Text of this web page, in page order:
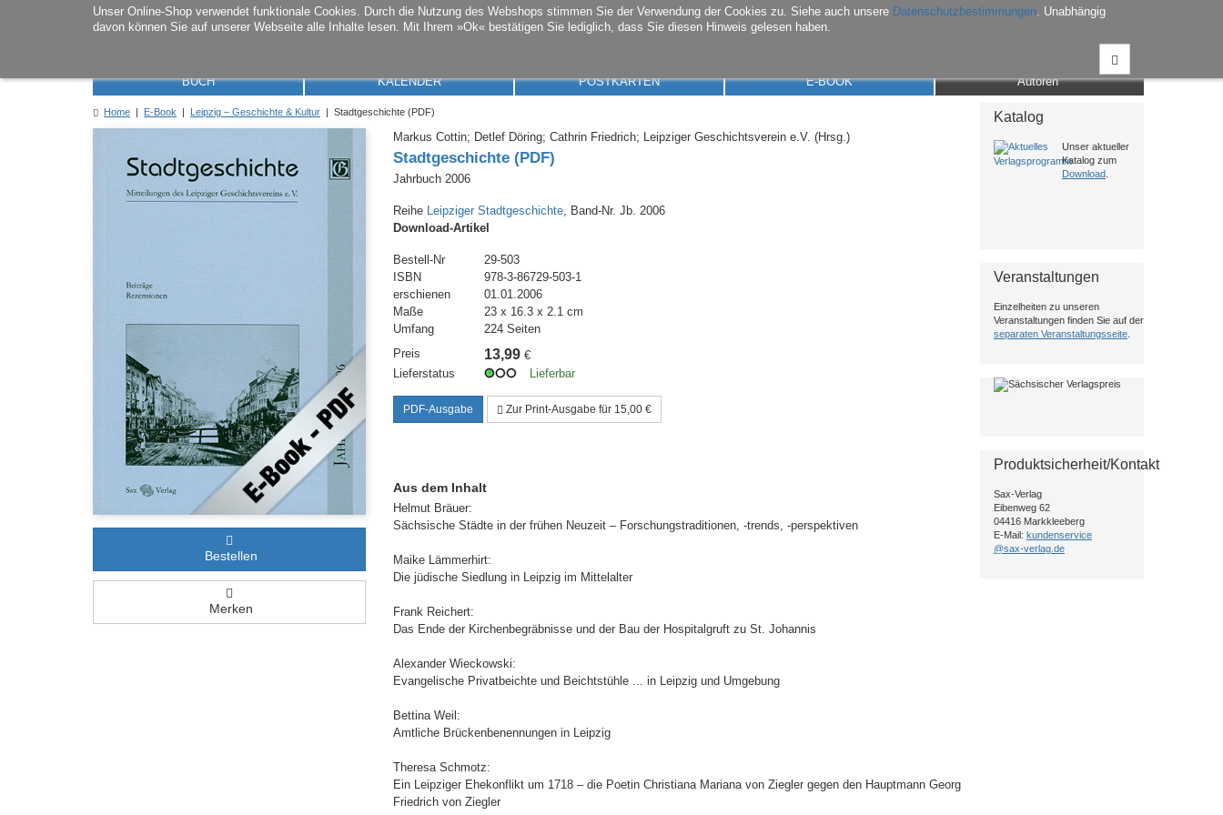
Unser Online-Shop verwendet funktionale Cookies. Durch die Nutzung des Webshops stimmen Sie der Verwendung der Cookies zu. Siehe auch unsere Datenschutzbestimmungen. Unabhängig
davon können Sie auf unserer Webseite alle Inhalte lesen. Mit Ihrem »Ok« bestätigen Sie lediglich, dass Sie diesen Hinweis gelesen haben.
BUCH KALENDER POSTKARTEN E-BOOK Autoren
Home | E-Book | Leipzig – Geschichte & Kultur | Stadtgeschichte (PDF)
Bestellen
Merken
Markus Cottin; Detlef Döring; Cathrin Friedrich; Leipziger Geschichtsverein e.V. (Hrsg.)
Stadtgeschichte (PDF)
Jahrbuch 2006
Reihe Leipziger Stadtgeschichte, Band-Nr. Jb. 2006
Download-Artikel
Bestell-Nr
29-503
ISBN
978-3-86729-503-1
erschienen
01.01.2006
Maße
23 x 16.3 x 2.1 cm
Umfang
224 Seiten
Preis
13,99 €
Lieferstatus
Lieferbar
PDF-Ausgabe Zur Print-Ausgabe für 15,00 €
Aus dem Inhalt
Helmut Bräuer:
Sächsische Städte in der frühen Neuzeit – Forschungstraditionen, -trends, -perspektiven
Maike Lämmerhirt:
Die jüdische Siedlung in Leipzig im Mittelalter
Frank Reichert:
Das Ende der Kirchenbegräbnisse und der Bau der Hospitalgruft zu St. Johannis
Alexander Wieckowski:
Evangelische Privatbeichte und Beichtstühle ... in Leipzig und Umgebung
Bettina Weil:
Amtliche Brückenbenennungen in Leipzig
Theresa Schmotz:
Ein Leipziger Ehekonflikt um 1718 – die Poetin Christiana Mariana von Ziegler gegen den Hauptmann Georg
Friedrich von Ziegler
Katalog
Unser aktueller
Katalog zum
Download
Veranstaltungen
Einzelheiten zu unseren
Veranstaltungen finden Sie auf der
separaten Veranstaltungsseite
Produktsicherheit/Kontakt
Sax-Verlag
Eibenweg 62
04416 Markkleeberg
E-Mail: kundenservice
@sax-verlag.de